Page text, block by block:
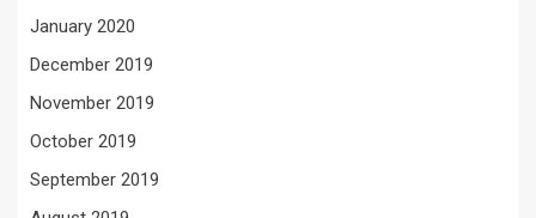
January 2020
December 2019
November 2019
October 2019
September 2019